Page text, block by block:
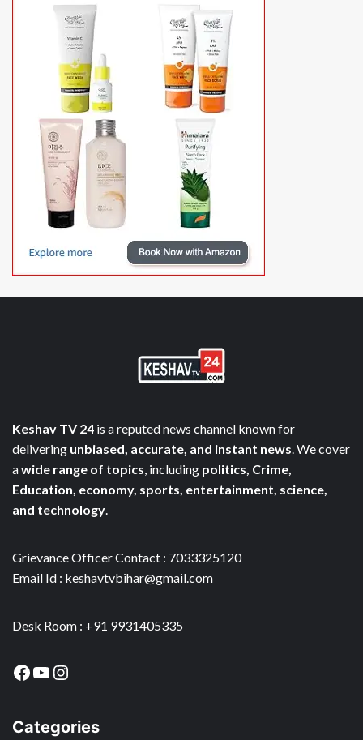
Keshav TV 24 is a reputed news channel known for
delivering unbiased, accurate, and instant news. We cover
awide range of topics, including politics, Crime,
Education, economy, sports, entertainment, science,
and technology.
Grievance Officer Contact : 7033325120
Email Id : keshavtvbihar@gmail.com
Desk Room : +91 9931405335
Facebook
YouTube
Instagram
Categories